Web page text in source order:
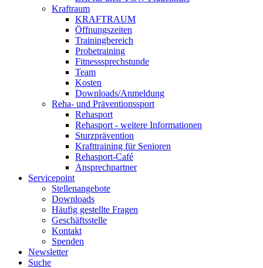
Kraftraum
KRAFTRAUM
Öffnungszeiten
Trainingbereich
Probetraining
Fitnesssprechstunde
Team
Kosten
Downloads/Anmeldung
Reha- und Präventionssport
Rehasport
Rehasport - weitere Informationen
Sturzprävention
Krafttraining für Senioren
Rehasport-Café
Ansprechpartner
Servicepoint
Stellenangebote
Downloads
Häufig gestellte Fragen
Geschäftsstelle
Kontakt
Spenden
Newsletter
Suche